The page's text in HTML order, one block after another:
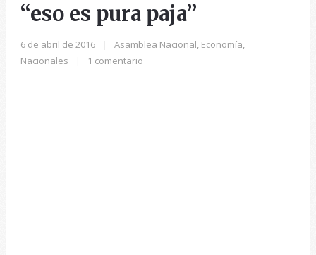
“eso es pura paja”
6 de abril de 2016 Asamblea Nacional, Economía,
Nacionales
1 comentario